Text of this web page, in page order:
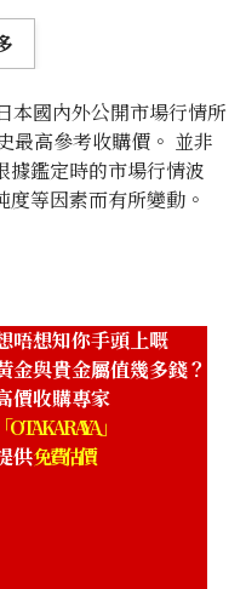
本國內外公開市場行情所
最高參考收購價。 並非
據鑑定時的市場行情波
等因素而有所變動。
唔想知你手頭上嘅
金與貴金屬值幾多錢？
價收購專家
「OTAKARAYA」
供免費估價